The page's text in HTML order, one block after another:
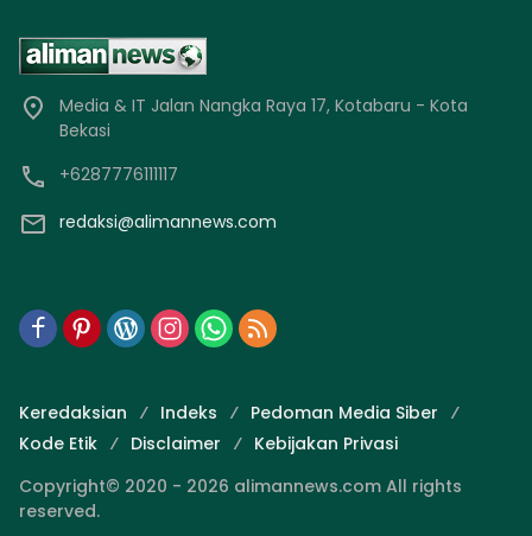
Media & IT Jalan Nangka Raya 17, Kotabaru - Kota
Bekasi
+6287776111117
redaksi@alimannews.com
Keredaksian Indeks
Pedoman Media Siber
Kode Etik
Disclaimer
Kebijakan Privasi
Copyright© 2020 - 2026 alimannews.com All rights
reserved.